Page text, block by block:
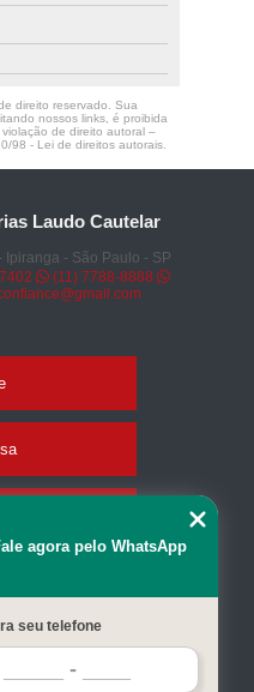
direito reservado. Sua
nossos links, é proibida
de direito autoral –
98 - Lei de direitos autorais.
Laudo Cautelar
Ipiranga - São Paulo - SP
(11) 7788-8888
agora pelo WhatsApp
seu telefone